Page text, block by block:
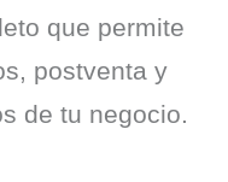
que permite
postventa y
de tu negocio.